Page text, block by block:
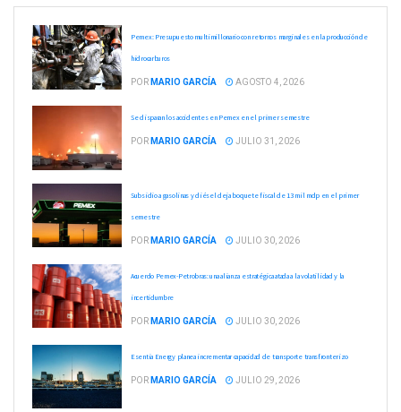
Pemex: Presupuesto multimillonario con retornos marginales en la producción de
hidrocarburos
POR MARIO GARCÍA AGOSTO 4, 2026
Se disparan los accidentes en Pemex en el primer semestre
POR MARIO GARCÍA JULIO 31, 2026
Subsidio a gasolinas y diésel deja boquete fiscal de 13 mil mdp en el primer
semestre
POR MARIO GARCÍA JULIO 30, 2026
Acuerdo Pemex-Petrobras: una alianza estratégica atada a la volatilidad y la
incertidumbre
POR MARIO GARCÍA JULIO 30, 2026
Esentia Energy planea incrementar capacidad de transporte transfronterizo
POR MARIO GARCÍA JULIO 29, 2026